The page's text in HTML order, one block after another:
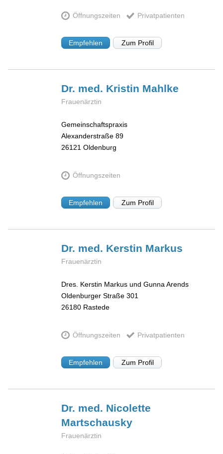
Öffnungszeiten Privatpatienten
Empfehlen Zum Profil
Dr. med. Kristin Mahlke
Frauenärztin
Gemeinschaftspraxis
Alexanderstraße 89
26121 Oldenburg
Öffnungszeiten
Empfehlen Zum Profil
Dr. med. Kerstin Markus
Frauenärztin
Dres. Kerstin Markus und Gunna Arends
Oldenburger Straße 301
26180 Rastede
Öffnungszeiten Privatpatienten
Empfehlen Zum Profil
Dr. med. Nicolette
Martschausky
Frauenärztin